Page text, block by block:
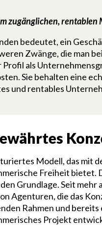
zugänglichen,
bedeutet, ein
Zwänge, die man
als
Sie behalten eine
und rentables
Modell, das mit
Freiheit bietet.
Grundlage. Seit mehr
Agenturen, die das
Rahmen und
Projekt